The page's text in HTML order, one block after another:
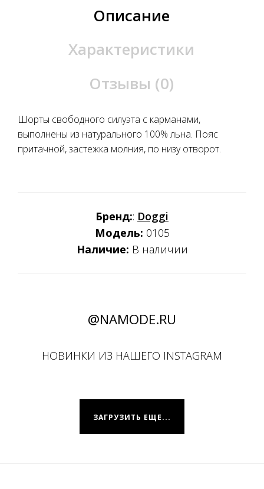
Описание
Характеристики
Отзывы (0)
Шорты свободного силуэта с карманами,
выполнены из натурального 100% льна. Пояс
притачной, застежка молния, по низу отворот.
Бренд:: Doggi
Модель: 0105
Наличие: В наличии
@NAMODE.RU
НОВИНКИ ИЗ НАШЕГО INSTAGRAM
ЗАГРУЗИТЬ ЕЩЕ...